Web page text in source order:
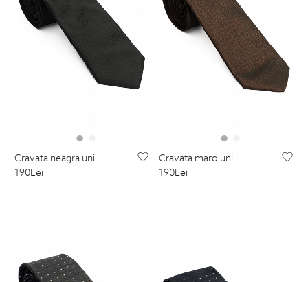
cravata neagra uni
190Lei
cravata maro uni
190Lei